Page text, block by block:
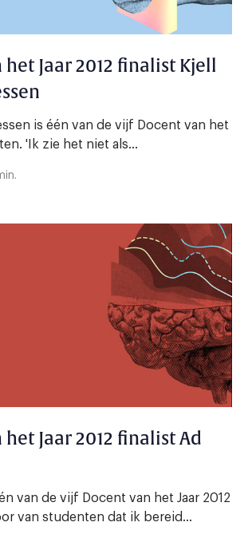
Jaar 2012 finalist Kjell
is één van de vijf Docent van het
'Ik zie het niet als...
Jaar 2012 finalist Ad
van de vijf Docent van het Jaar 2012
van studenten dat ik bereid...